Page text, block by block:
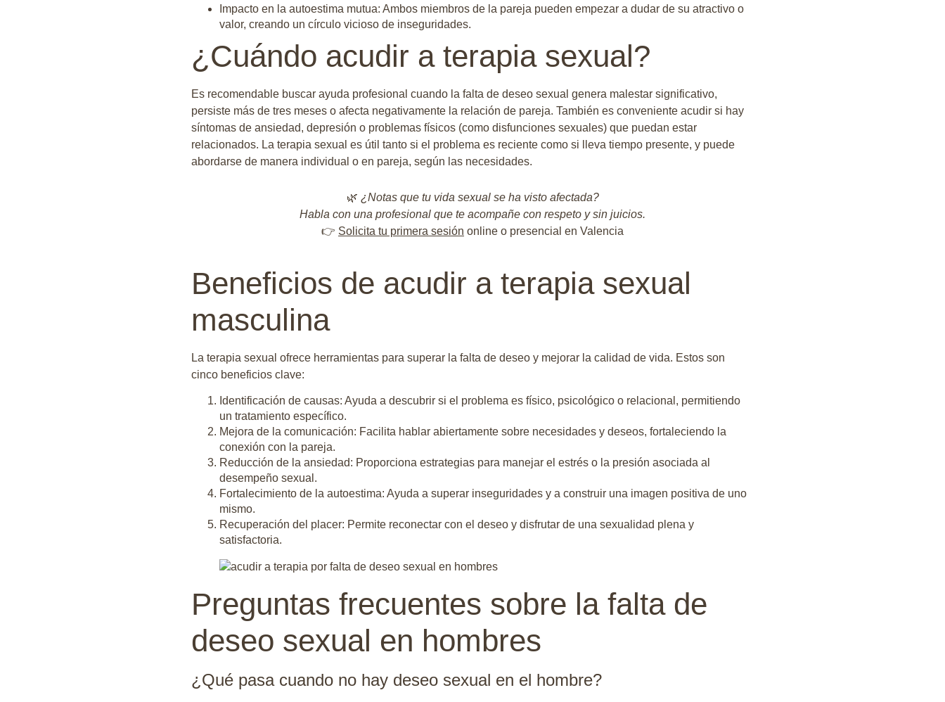
Impacto en la autoestima mutua: Ambos miembros de la pareja pueden empezar a dudar de su atractivo o
valor, creando un círculo vicioso de inseguridades.
¿Cuándo acudir a terapia sexual?
Es recomendable buscar ayuda profesional cuando la falta de deseo sexual genera malestar significativo,
persiste más de tres meses o afecta negativamente la relación de pareja. También es conveniente acudir si hay
síntomas de ansiedad, depresión o problemas físicos (como disfunciones sexuales) que puedan estar
relacionados. La terapia sexual es útil tanto si el problema es reciente como si lleva tiempo presente, y puede
abordarse de manera individual o en pareja, según las necesidades.
🌿 ¿Notas que tu vida sexual se ha visto afectada?
Habla con una profesional que te acompañe con respeto y sin juicios.
👉 Solicita tu primera sesión online o presencial en Valencia
Beneficios de acudir a terapia sexual
masculina
La terapia sexual ofrece herramientas para superar la falta de deseo y mejorar la calidad de vida. Estos son
cinco beneficios clave:
Identificación de causas: Ayuda a descubrir si el problema es físico, psicológico o relacional, permitiendo
un tratamiento específico.
Mejora de la comunicación: Facilita hablar abiertamente sobre necesidades y deseos, fortaleciendo la
conexión con la pareja.
Reducción de la ansiedad: Proporciona estrategias para manejar el estrés o la presión asociada al
desempeño sexual.
Fortalecimiento de la autoestima: Ayuda a superar inseguridades y a construir una imagen positiva de uno
mismo.
Recuperación del placer: Permite reconectar con el deseo y disfrutar de una sexualidad plena y
satisfactoria.
Preguntas frecuentes sobre la falta de
deseo sexual en hombres
¿Qué pasa cuando no hay deseo sexual en el hombre?